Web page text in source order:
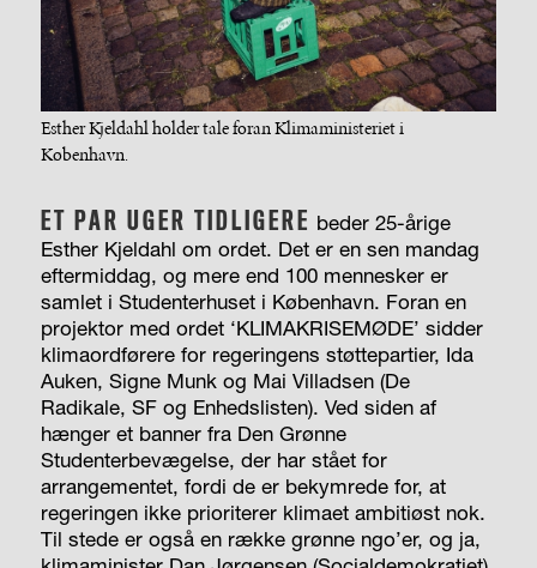
Esther Kjeldahl holder tale foran Klimaministeriet i
København.
ET PAR UGER TIDLIGERE beder 25-årige
Esther Kjeldahl om ordet. Det er en sen mandag
eftermiddag, og mere end 100 mennesker er
samlet i Studenterhuset i København. Foran en
projektor med ordet ‘KLIMAKRISEMØDE’ sidder
klimaordførere for regeringens støttepartier, Ida
Auken, Signe Munk og Mai Villadsen (De
Radikale, SF og Enhedslisten). Ved siden af
hænger et banner fra Den Grønne
Studenterbevægelse, der har stået for
arrangementet, fordi de er bekymrede for, at
regeringen ikke prioriterer klimaet ambitiøst nok.
Til stede er også en række grønne ngo’er, og ja,